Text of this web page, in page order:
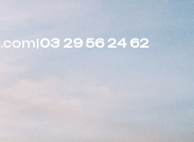
|03 29 56 24 62